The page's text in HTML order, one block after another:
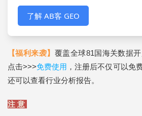
了解 AB客 GEO
【福利来袭】 覆盖全球81国海关数据
点击>>>免费使用 ，注册后不仅可以免
还可以查看行业分析报告。
注 意